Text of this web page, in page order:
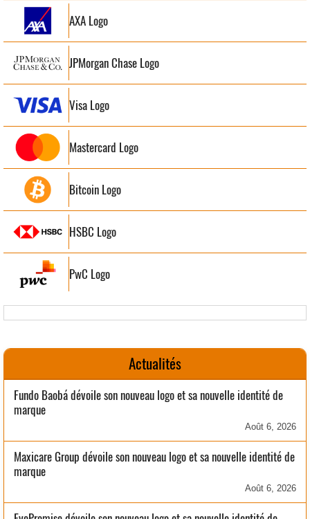
AXA Logo
JPMorgan Chase Logo
Visa Logo
Mastercard Logo
Bitcoin Logo
HSBC Logo
PwC Logo
Actualités
Fundo Baobá dévoile son nouveau logo et sa nouvelle identité de
marque
Août 6, 2026
Maxicare Group dévoile son nouveau logo et sa nouvelle identité de
marque
Août 6, 2026